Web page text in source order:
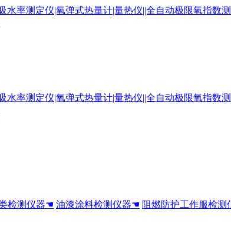
检测仪器☚ 油漆涂料检测仪器☚ 阻燃防护工作服检测